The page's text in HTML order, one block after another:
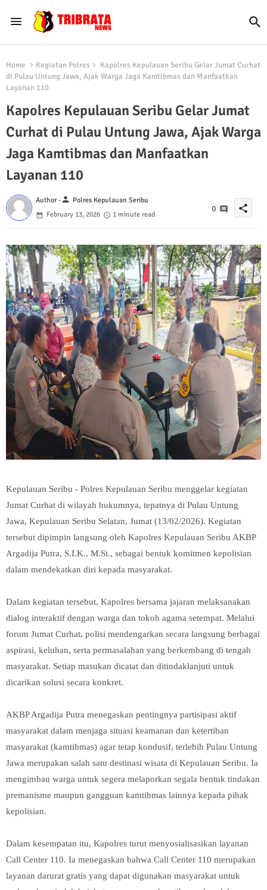
Home Kegiatan Polres
Kapolres Kepulauan Seribu Gelar Jumat Curhat
di Pulau Untung Jawa, Ajak Warga Jaga Kamtibmas dan Manfaatkan
Layanan 110
Kapolres Kepulauan Seribu Gelar Jumat
Curhat di Pulau Untung Jawa, Ajak Warga
Jaga Kamtibmas dan Manfaatkan
Layanan 110
Author -person Polres Kepulauan Seribu
February 13, 2026
1 minute read
0 share
Kepulauan Seribu - Polres Kepulauan Seribu menggelar kegiatan
Jumat Curhat di wilayah hukumnya, tepatnya di Pulau Untung
Jawa, Kepulauan Seribu Selatan, Jumat (13/02/2026). Kegiatan
tersebut dipimpin langsung oleh Kapolres Kepulauan Seribu AKBP
Argadija Putra, S.I.K., M.Si., sebagai bentuk komitmen kepolisian
dalam mendekatkan diri kepada masyarakat.
Dalam kegiatan tersebut, Kapolres bersama jajaran melaksanakan
dialog interaktif dengan warga dan tokoh agama setempat. Melalui
forum Jumat Curhat, polisi mendengarkan secara langsung berbagai
aspirasi, keluhan, serta permasalahan yang berkembang di tengah
masyarakat. Setiap masukan dicatat dan ditindaklanjuti untuk
dicarikan solusi secara konkret.
AKBP Argadija Putra menegaskan pentingnya partisipasi aktif
masyarakat dalam menjaga situasi keamanan dan ketertiban
masyarakat (kamtibmas) agar tetap kondusif, terlebih Pulau Untung
Jawa merupakan salah satu destinasi wisata di Kepulauan Seribu. Ia
mengimbau warga untuk segera melaporkan segala bentuk tindakan
premanisme maupun gangguan kamtibmas lainnya kepada pihak
kepolisian.
Dalam kesempatan itu, Kapolres turut menyosialisasikan layanan
Call Center 110. Ia menegaskan bahwa Call Center 110 merupakan
layanan darurat gratis yang dapat digunakan masyarakat untuk